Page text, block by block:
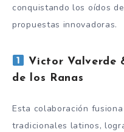
conquistando los oídos
propuestas innovadoras.
Victor Valverde
de los Ranas
Esta colaboración
tradicionales latinos,